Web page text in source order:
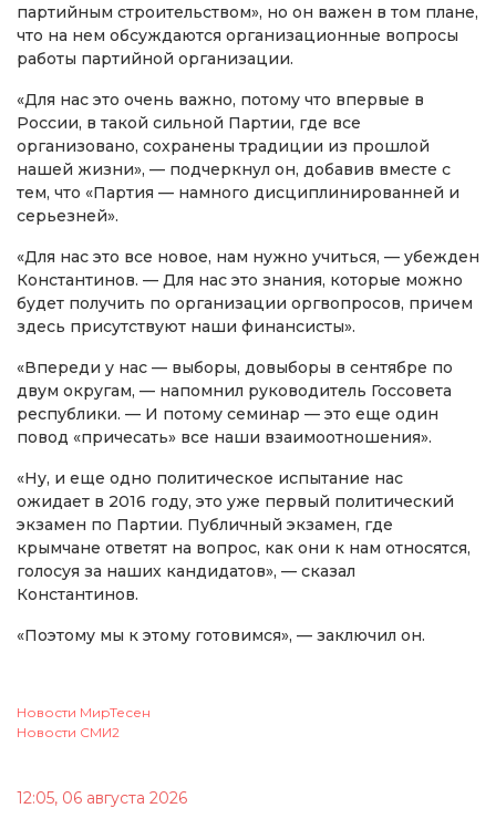
партийным строительством», но он важен в том плане,
что на нем обсуждаются организационные вопросы
работы партийной организации.
«Для нас это очень важно, потому что впервые в
России, в такой сильной Партии, где все
организовано, сохранены традиции из прошлой
нашей жизни», — подчеркнул он, добавив вместе с
тем, что «Партия — намного дисциплинированней и
серьезней».
«Для нас это все новое, нам нужно учиться, — убежден
Константинов. — Для нас это знания, которые можно
будет получить по организации оргвопросов, причем
здесь присутствуют наши финансисты».
«Впереди у нас — выборы, довыборы в сентябре по
двум округам, — напомнил руководитель Госсовета
республики. — И потому семинар — это еще один
повод «причесать» все наши взаимоотношения».
«Ну, и еще одно политическое испытание нас
ожидает в 2016 году, это уже первый политический
экзамен по Партии. Публичный экзамен, где
крымчане ответят на вопрос, как они к нам относятся,
голосуя за наших кандидатов», — сказал
Константинов.
«Поэтому мы к этому готовимся», — заключил он.
Новости МирТесен
Новости СМИ2
12:05, 06 августа 2026